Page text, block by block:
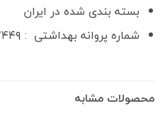
بسته بندی شده در ایران
شماره پروانه بهداشتی : ۳۴/۱۷۴۴۹
محصولات مشابه